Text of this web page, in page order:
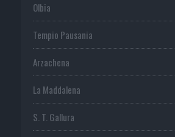
Olbia
Tempio Pausania
Arzachena
La Maddalena
S. T. Gallura